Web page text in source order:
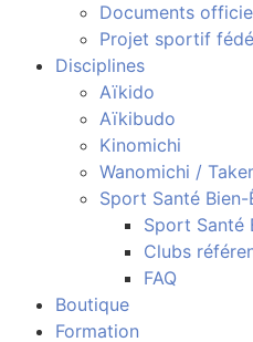
Documents
Projet sportif
Disciplines
Aïkido
Aïkibudo
Kinomichi
Wanomichi /
Sport Santé Bien-
Sport Santé
Clubs
FAQ
Boutique
Formation